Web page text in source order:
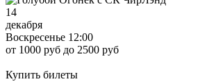
14
декабря
Воскресенье 12:00
от 1000 руб до 2500 руб
Купить билеты